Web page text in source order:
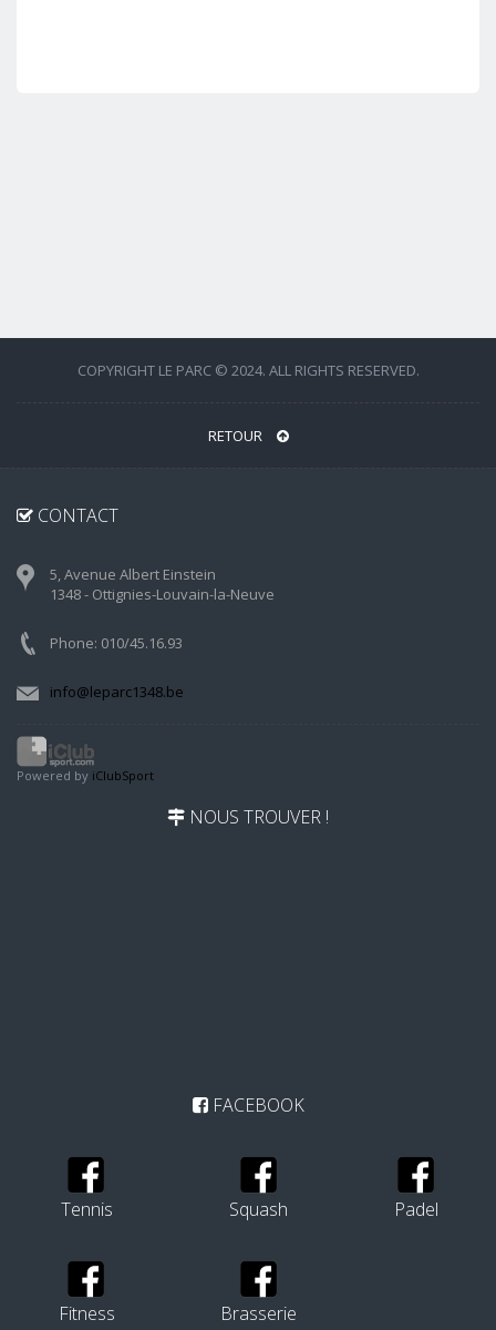
COPYRIGHT LE PARC © 2024. ALL RIGHTS RESERVED.
RETOUR
CONTACT
5, Avenue Albert Einstein
1348 - Ottignies-Louvain-la-Neuve
Phone: 010/45.16.93
info@leparc1348.be
Powered by iClubSport
NOUS TROUVER !
FACEBOOK
Tennis Squash Padel
Fitness Brasserie